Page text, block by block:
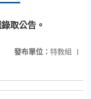
取公告。
發布單位： 特教組 |